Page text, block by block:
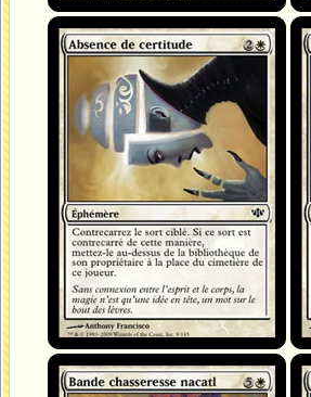
Absence de certitude
Bande chasseresse nacatl